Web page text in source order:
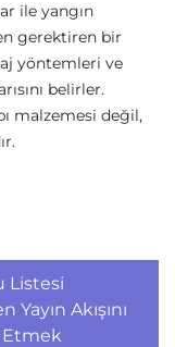
ile yangın
gerektiren bir
yöntemleri ve
belirler.
malzemesi değil,
Listesi
Yayın Akışını